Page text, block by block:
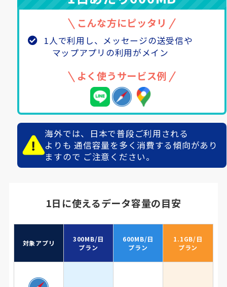
こんな方にピッタリ
1人で利用し、メッセージの送受信や
マップアプリの利用がメイン
よく使うサービス例
海外では、日本で普段ご利用される
よりも 通信容量を多く消費する傾向があり
ますので ご注意ください。
1日に使えるデータ容量の目安
対象アプリ
300MB/日
プラン
600MB/日
プラン
1.1GB/日
プラン